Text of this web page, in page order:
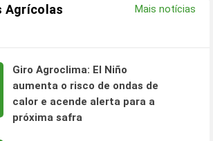
Agrícolas Mais notícias
Giro Agroclima: El Niño
aumenta o risco de ondas de
calor e acende alerta para a
próxima safra